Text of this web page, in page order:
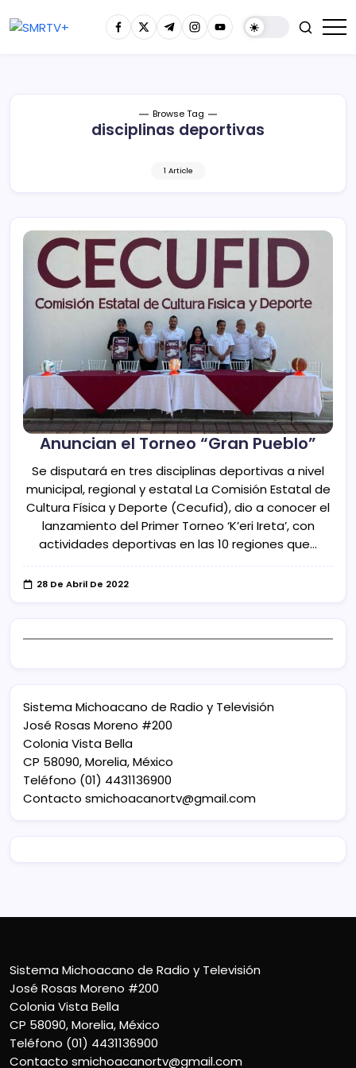
Browse Tag
disciplinas deportivas
1 Article
Anuncian el Torneo “Gran Pueblo”
Se disputará en tres disciplinas deportivas a nivel
municipal, regional y estatal La Comisión Estatal de
Cultura Física y Deporte (Cecufid), dio a conocer el
lanzamiento del Primer Torneo ‘K’eri Ireta’, con
actividades deportivas en las 10 regiones que…
28 De Abril De 2022
Sistema Michoacano de Radio y Televisión
José Rosas Moreno #200
Colonia Vista Bella
CP 58090, Morelia, México
Teléfono (01) 4431136900
Contacto smichoacanortv@gmail.com
Sistema Michoacano de Radio y Televisión
José Rosas Moreno #200
Colonia Vista Bella
CP 58090, Morelia, México
Teléfono (01) 4431136900
Contacto smichoacanortv@gmail.com